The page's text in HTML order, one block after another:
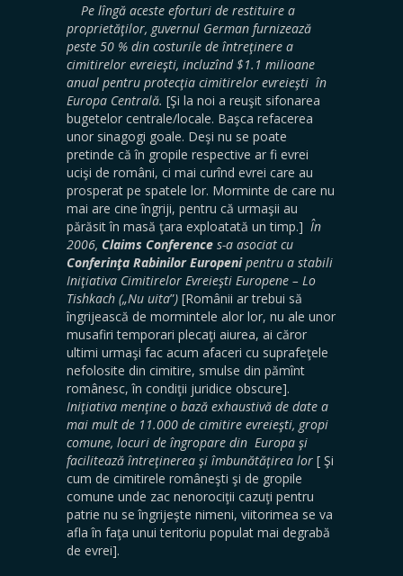
Pe lîngă aceste eforturi de restituire a
proprietăţilor, guvernul German furnizează
peste 50 % din costurile de întreţinere a
cimitirelor evreieşti, incluzînd $1.1 milioane
anual pentru protecţia cimitirelor evreieşti în
Europa Centrală. [Şi la noi a reuşit sifonarea
bugetelor centrale/locale. Başca refacerea
unor sinagogi goale. Deşi nu se poate
pretinde că în gropile respective ar fi evrei
ucişi de români, ci mai curînd evrei care au
prosperat pe spatele lor. Morminte de care nu
mai are cine îngriji, pentru că urmaşii au
părăsit în masă ţara exploatată un timp.] În
2006, Claims Conference s-a asociat cu
Conferinţa Rabinilor Europenipentru a stabili
Iniţiativa Cimitirelor Evreieşti Europene – Lo
Tishkach („Nu uita”) [Românii ar trebui să
îngrijească de mormintele alor lor, nu ale unor
musafiri temporari plecaţi aiurea, ai căror
ultimi urmaşi fac acum afaceri cu suprafeţele
nefolosite din cimitire, smulse din pămînt
românesc, în condiţii juridice obscure].
Iniţiativa menţine o bază exhaustivă de date a
mai mult de 11.000 de cimitire evreieşti, gropi
comune, locuri de îngropare din Europa şi
facilitează întreţinerea şi îmbunătăţirea lor [ Şi
cum de cimitirele româneşti şi de gropile
comune unde zac nenorociţii cazuţi pentru
patrie nu se îngrijeşte nimeni, viitorimea se va
afla în faţa unui teritoriu populat mai degrabă
de evrei].